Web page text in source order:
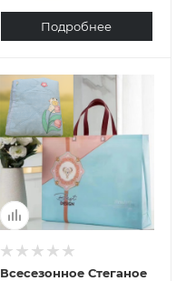
Подробнее
Всесезонное Стеганое